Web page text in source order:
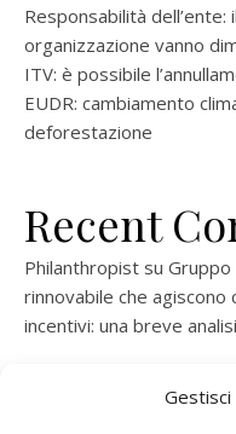
Gestisci
Responsabilità dell’ente:
organizzazione vanno
ITV: è possibile
EUDR: cambiamento
deforestazione
Recent
Philanthropist su Gruppo
rinnovabile che
incentivi: una breve analisi
rinnovabile che